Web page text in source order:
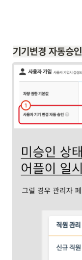
기기변경 자동승인